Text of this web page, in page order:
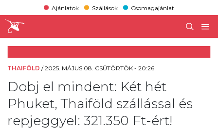
Ajánlatok Szállások Csomagajánlat
THAIFÖLD /2025. MÁJUS 08. CSÜTÖRTÖK - 20:26
Dobj el mindent: Két hét
Phuket, Thaiföld szállással és
repjeggyel: 321.350 Ft-ért!